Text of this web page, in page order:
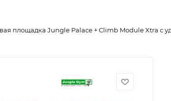
площадка Jungle Palace + Climb Module Xtra с